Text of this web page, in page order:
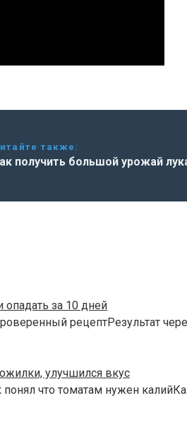
также:
получить большой урожай
за 10 дней
рецептРезультат
улучшился вкус
что томатам нужен